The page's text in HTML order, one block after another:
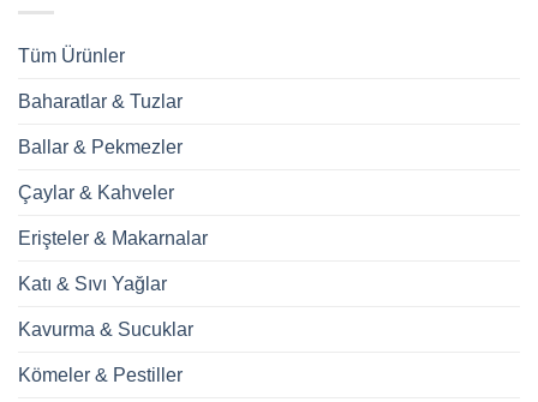
Tüm Ürünler
Baharatlar & Tuzlar
Ballar & Pekmezler
Çaylar & Kahveler
Erişteler & Makarnalar
Katı & Sıvı Yağlar
Kavurma & Sucuklar
Kömeler & Pestiller